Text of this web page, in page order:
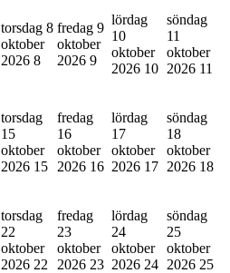
torsdag 8
oktober
2026 8
fredag 9
oktober
2026 9
lördag
10
oktober
2026 10
söndag
11
oktober
2026 11
torsdag
15
oktober
2026 15
fredag
16
oktober
2026 16
lördag
17
oktober
2026 17
söndag
18
oktober
2026 18
torsdag
22
oktober
2026 22
fredag
23
oktober
2026 23
lördag
24
oktober
2026 24
söndag
25
oktober
2026 25